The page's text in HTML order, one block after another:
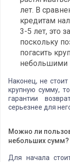
лет. В
кредитам
3-5 лет, это
поскольку
погасить
небольшими
Наконец, не
крупную сумму,
гарантии
серьезнее для
Можно ли
небольших сумм?
Для начала